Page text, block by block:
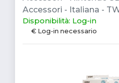
Accessori - Italiana -
Disponibilità: Log-in
€ Log-in necessario